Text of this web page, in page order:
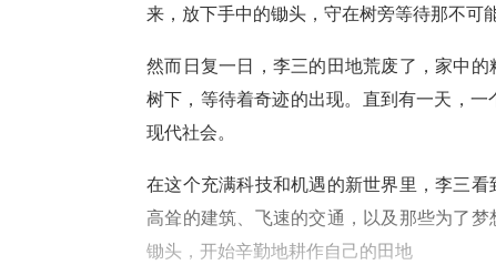
来，放下手中的锄头，守在树旁等待那不可
然而日复一日，李三的田地荒废了，家中
树下，等待着奇迹的出现。直到有一天，
现代社会。
在这个充满科技和机遇的新世界里，李三
高耸的建筑、飞速的交通，以及那些为了
锄头，开始辛勤地耕作自己的田地